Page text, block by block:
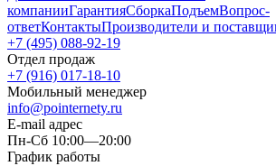
компанииГарантияСборкаПодъемВопрос-
ответКонтактыПроизводители и
+7 (495) 088-92-19
Отдел продаж
+7 (916) 017-18-10
Мобильный менеджер
info@pointernety.ru
E-mail адрес
Пн-Сб 10:00—20:00
График работы